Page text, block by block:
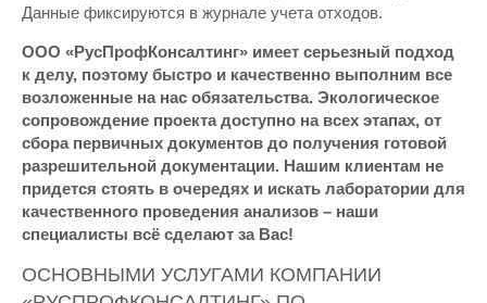
Данные фиксируются в журнале учета отходов.
ООО «РусПрофКонсалтинг» имеет серьезный подход
к делу, поэтому быстро и качественно выполним все
возложенные на нас обязательства. Экологическое
сопровождение проекта доступно на всех этапах, от
сбора первичных документов до получения готовой
разрешительной документации. Нашим клиентам не
придется стоять в очередях и искать лаборатории для
качественного проведения анализов – наши
специалисты всё сделают за Вас!
ОСНОВНЫМИ УСЛУГАМИ КОМПАНИИ